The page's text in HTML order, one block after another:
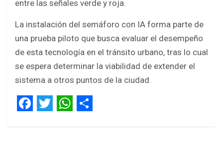
entre las señales verde y roja.
La instalación del semáforo con IA forma parte de
una prueba piloto que busca evaluar el desempeño
de esta tecnología en el tránsito urbano, tras lo cual
se espera determinar la viabilidad de extender el
sistema a otros puntos de la ciudad.